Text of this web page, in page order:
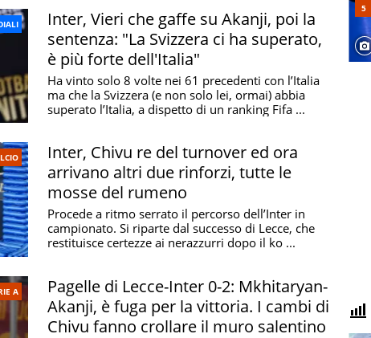
Inter, Vieri che gaffe su Akanji, poi la
sentenza: "La Svizzera ci ha superato,
è più forte dell'Italia"
Ha vinto solo 8 volte nei 61 precedenti con l’Italia
ma che la Svizzera (e non solo lei, ormai) abbia
superato l’Italia, a dispetto di un ranking Fifa ...
Inter, Chivu re del turnover ed ora
arrivano altri due rinforzi, tutte le
mosse del rumeno
Procede a ritmo serrato il percorso dell’Inter in
campionato. Si riparte dal successo di Lecce, che
restituisce certezze ai nerazzurri dopo il ko ...
A
Pagelle di Lecce-Inter 0-2: Mkhitaryan-
Akanji, è fuga per la vittoria. I cambi di
Chivu fanno crollare il muro salentino